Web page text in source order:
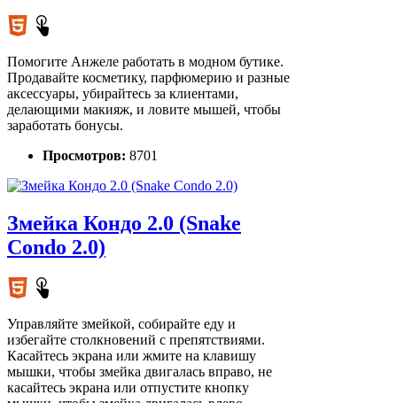
Помогите Анжеле работать в модном бутике.
Продавайте косметику, парфюмерию и разные
аксессуары, убирайтесь за клиентами,
делающими макияж, и ловите мышей, чтобы
заработать бонусы.
Просмотров: 8701
Змейка Кондо 2.0 (Snake
Condo 2.0)
Управляйте змейкой, собирайте еду и
избегайте столкновений с препятствиями.
Касайтесь экрана или жмите на клавишу
мышки, чтобы змейка двигалась вправо, не
касайтесь экрана или отпустите кнопку